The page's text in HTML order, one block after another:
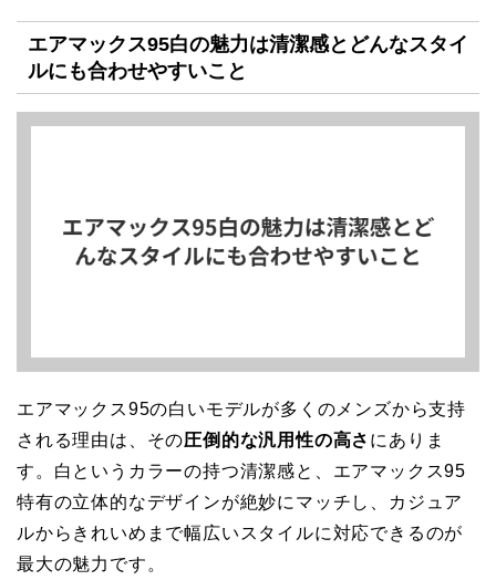
エアマックス95白の魅力は清潔感とどんなスタイ
ルにも合わせやすいこと
エアマックス95の白いモデルが多くのメンズから支持
される理由は、その圧倒的な汎用性の高さ にありま
す。白というカラーの持つ清潔感と、エアマックス95
特有の立体的なデザインが絶妙にマッチし、カジュア
ルからきれいめまで幅広いスタイルに対応できるのが
最大の魅力です。